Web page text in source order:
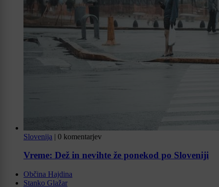
Slovenija | 0 komentarjev
Vreme: Dež in nevihte že ponekod po Sloveniji
Občina Hajdina
Stanko Glažar